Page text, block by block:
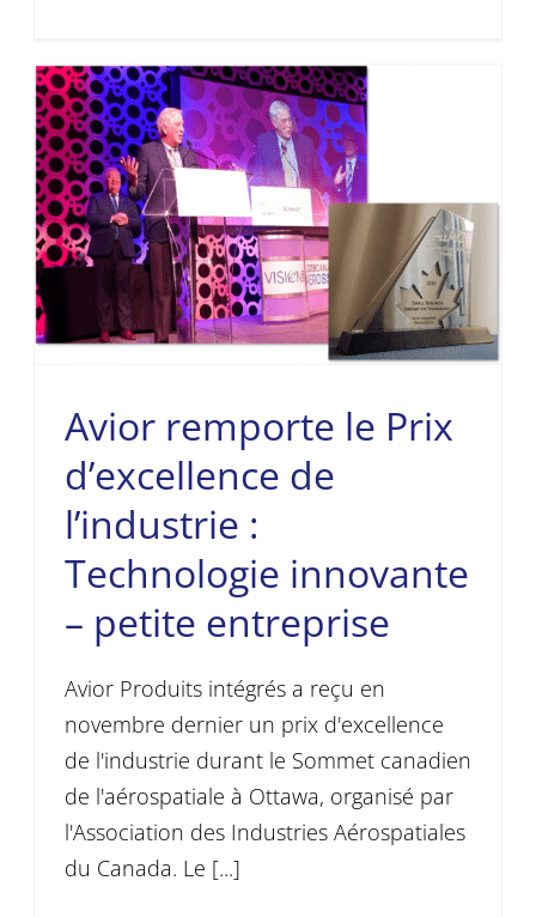
Avior remporte le Prix
d’excellence de
l’industrie :
Technologie innovante
– petite entreprise
Avior Produits intégrés a reçu en
novembre dernier un prix d'excellence
de l'industrie durant le Sommet canadien
de l'aérospatiale à Ottawa, organisé par
l'Association des Industries Aérospatiales
du Canada. Le [...]